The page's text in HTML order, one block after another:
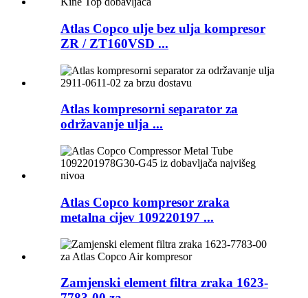
Atlas Copco ulje bez ulja kompresor
ZR / ZT160VSD ...
Atlas kompresorni separator za
održavanje ulja ...
Atlas Copco kompresor zraka
metalna cijev 109220197 ...
Zamjenski element filtra zraka 1623-